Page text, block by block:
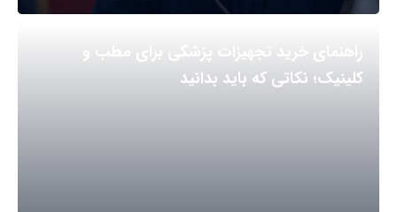
راهنمای خرید تجهیزات پزشکی برای مطب و
کلینیک؛ نکاتی که باید بدانید